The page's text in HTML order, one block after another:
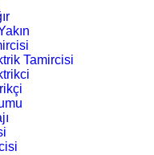
Tamircisi